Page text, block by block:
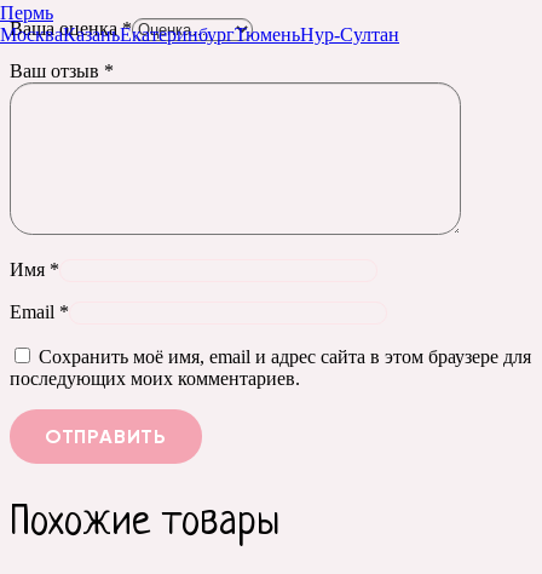
Пермь
МоскваКазаньЕкатеринбургТюменьНур-Султан
Ваша оценка*
Ваш отзыв *
Имя *
Email *
Сохранить моё имя, email и адрес сайта в этом браузере для
последующих моих комментариев.
Похожие товары